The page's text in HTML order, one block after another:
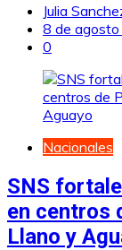
Julia
8 de
0
Nacionales
SNS
en centros
Llano y